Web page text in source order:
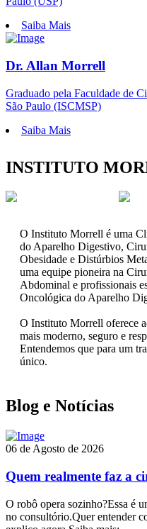
Saiba Mais
Dr. Allan Morrell
Graduado pela Faculdade de
São Paulo (ISCMSP)
Saiba Mais
INSTITUTO
O Instituto Morrell é uma
do Aparelho Digestivo,
Obesidade e Distúrbios
uma equipe pioneira na
Abdominal e profissionais
Oncológica do Aparelho
O Instituto Morrell oferece
mais moderno, seguro e
Entendemos que para um
único.
Blog e Notícias
06 de Agosto de 2026
Quem realmente faz a
O robô opera sozinho?Essa é
no consultório.Quer entender